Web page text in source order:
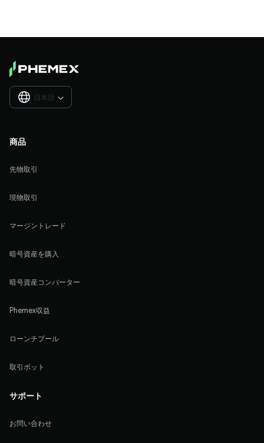
日本語 
商品
先物取引
現物取引
マージントレード
暗号資産を購入
暗号資産コンバーター
Phemex収益
ローンチプール
取引ボット
サポート
お問い合わせ